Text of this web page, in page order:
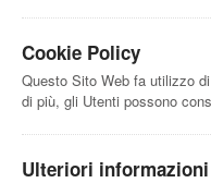
Cookie Policy
Questo Sito Web fa utilizzo
di più, gli Utenti possono
Ulteriori